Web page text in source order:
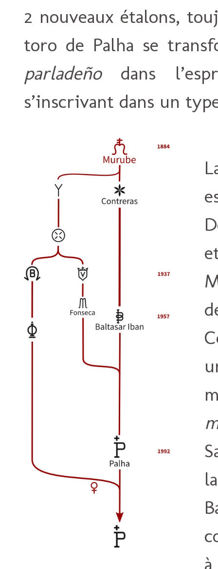
2 nouveaux étalons,
toro de Palha se
parladeñodans
s’inscrivant dans un